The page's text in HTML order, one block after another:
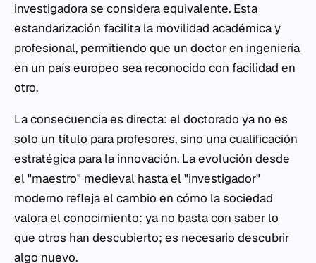
investigadora se considera equivalente. Esta
estandarización facilita la movilidad académica y
profesional, permitiendo que un doctor en ingeniería
en un país europeo sea reconocido con facilidad en
otro.
La consecuencia es directa: el doctorado ya no es
solo un título para profesores, sino una cualificación
estratégica para la innovación. La evolución desde
el "maestro" medieval hasta el "investigador"
moderno refleja el cambio en cómo la sociedad
valora el conocimiento: ya no basta con saber lo
que otros han descubierto; es necesario descubrir
algo nuevo.